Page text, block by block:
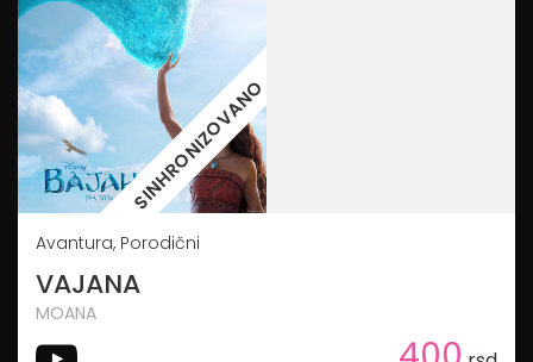
SINHRONIZOVANO
Avantura, Porodični
VAJANA
MOANA